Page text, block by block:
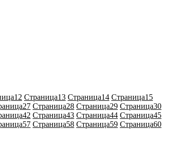
12 Страница13 Страница14 Страница15
27 Страница28 Страница29 Страница30
42 Страница43 Страница44 Страница45
57 Страница58 Страница59 Страница60